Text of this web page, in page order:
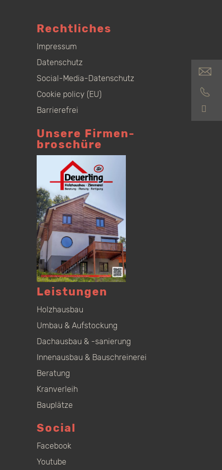
Rechtliches
Impressum
Datenschutz
Social-Media-Datenschutz
Cookie policy (EU)
Barrierefrei
Unsere Firmen­
broschüre
Leistungen
Holzhausbau
Umbau & Aufstockung
Dachausbau & -sanierung
Innenausbau & Bauschreinerei
Beratung
Kranverleih
Bauplätze
Social
Facebook
Youtube